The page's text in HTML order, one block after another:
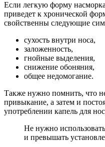
Если легкую форму
приведет к хронической
свойственны следующие
сухость внутри носа,
заложенность,
гнойные выделения,
снижение обоняния,
общее недомогание.
Также нужно помнить, что
привыкание, а затем и
употреблении капель для
Не нужно
и превышать